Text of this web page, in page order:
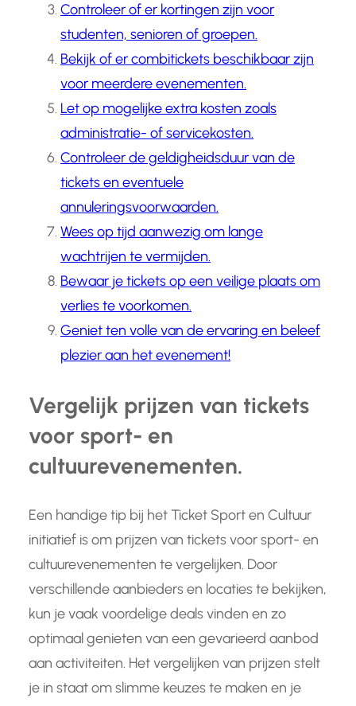
Controleer of er kortingen zijn voor
studenten, senioren of groepen.
Bekijk of er combitickets beschikbaar zijn
voor meerdere evenementen.
Let op mogelijke extra kosten zoals
administratie- of servicekosten.
Controleer de geldigheidsduur van de
tickets en eventuele
annuleringsvoorwaarden.
Wees op tijd aanwezig om lange
wachtrijen te vermijden.
Bewaar je tickets op een veilige plaats om
verlies te voorkomen.
Geniet ten volle van de ervaring en beleef
plezier aan het evenement!
Vergelijk prijzen van tickets
voor sport- en
cultuurevenementen.
Een handige tip bij het Ticket Sport en Cultuur
initiatief is om prijzen van tickets voor sport- en
cultuurevenementen te vergelijken. Door
verschillende aanbieders en locaties te bekijken,
kun je vaak voordelige deals vinden en zo
optimaal genieten van een gevarieerd aanbod
aan activiteiten. Het vergelijken van prijzen stelt
je in staat om slimme keuzes te maken en je